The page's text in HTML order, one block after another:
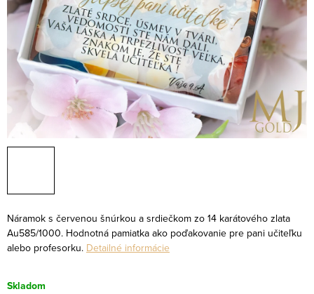
Náramok s červenou šnúrkou a srdiečkom zo 14 karátového zlata
Au585/1000. Hodnotná pamiatka ako poďakovanie pre pani učiteľku
alebo profesorku. Detailné informácie
Skladom